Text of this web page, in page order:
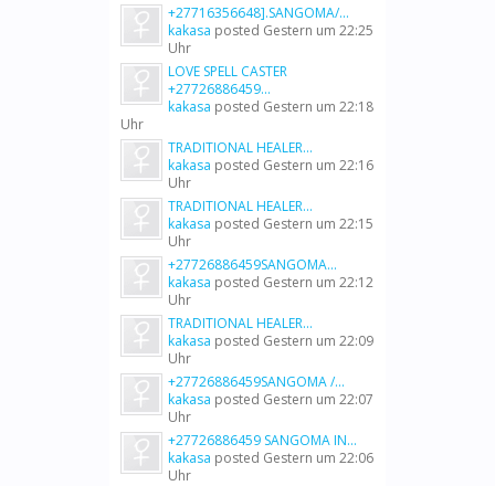
+27716356648].SANGOMA/...
kakasa posted Gestern um 22:25
Uhr
LOVE SPELL CASTER
+27726886459...
kakasa posted Gestern um 22:18
Uhr
TRADITIONAL HEALER...
kakasa posted Gestern um 22:16
Uhr
TRADITIONAL HEALER...
kakasa posted Gestern um 22:15
Uhr
+27726886459SANGOMA...
kakasa posted Gestern um 22:12
Uhr
TRADITIONAL HEALER...
kakasa posted Gestern um 22:09
Uhr
+27726886459SANGOMA /...
kakasa posted Gestern um 22:07
Uhr
+27726886459 SANGOMA IN...
kakasa posted Gestern um 22:06
Uhr